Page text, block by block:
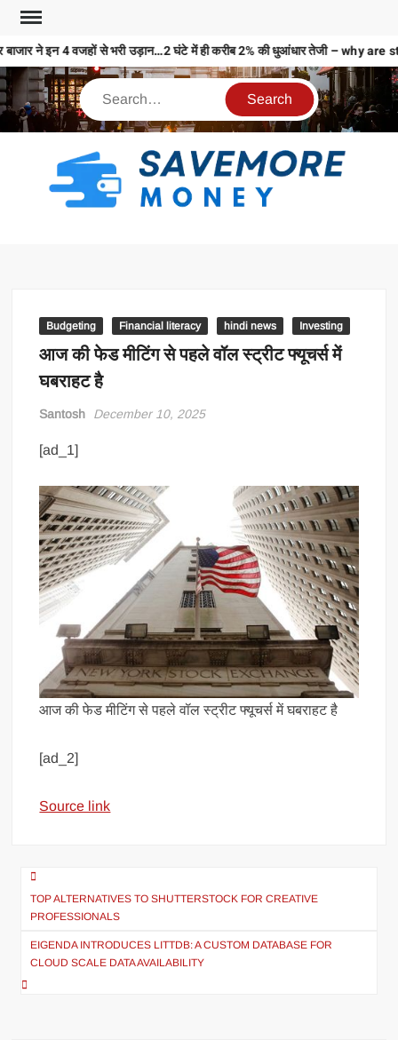
ने इन 4 वजहों से भरी उड़ान…2 घंटे में ही करीब 2% की धुआंधार तेजी –
Budgeting Financial literacy hindi news Investing
आज की फेड मीटिंग से पहले वॉल स्ट्रीट फ्यूचर्स में
घबराहट है
Santosh December 10, 2025
[ad_1]
आज की फेड मीटिंग से पहले वॉल स्ट्रीट फ्यूचर्स में घबराहट है
[ad_2]
Source link
TOP ALTERNATIVES TO SHUTTERSTOCK FOR CREATIVE
PROFESSIONALS
EIGENDA INTRODUCES LITTDB: A CUSTOM DATABASE FOR
CLOUD SCALE DATA AVAILABILITY